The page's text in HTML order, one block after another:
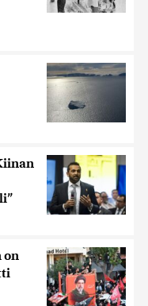
on